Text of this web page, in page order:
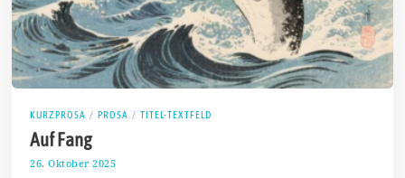
KURZPROSA / PROSA / TITEL-TEXTFELD
Auf Fang
26. Oktober 2025